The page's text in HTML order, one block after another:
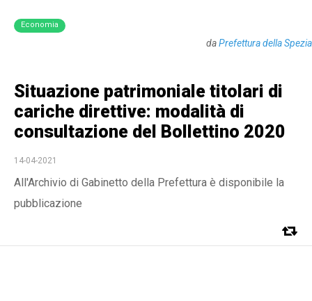
Economia
daPrefettura della Spezia
Situazione patrimoniale titolari di
cariche direttive: modalità di
consultazione del Bollettino 2020
14-04-2021
All'Archivio di Gabinetto della Prefettura è disponibile la
pubblicazione